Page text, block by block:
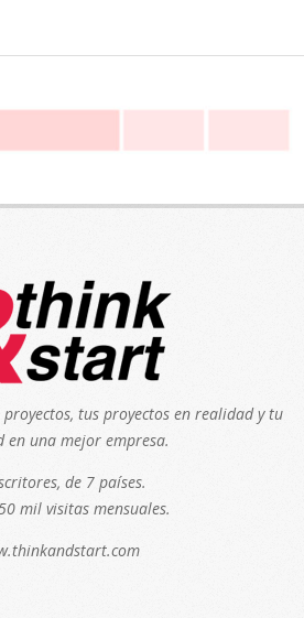
tus proyectos en realidad y tu
en una mejor empresa.
de 7 países.
mil visitas mensuales.